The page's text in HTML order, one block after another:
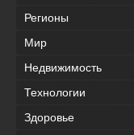
Регионы
Мир
Недвижимость
Технологии
Здоровье